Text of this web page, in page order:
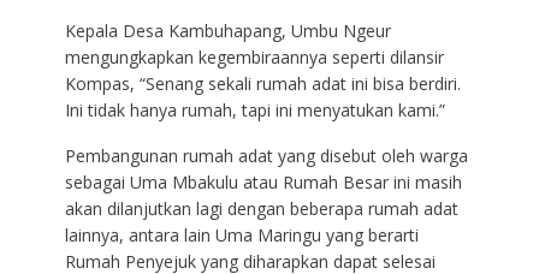
Kepala Desa Kambuhapang, Umbu Ngeur
mengungkapkan kegembiraannya seperti dilansir
Kompas, “Senang sekali rumah adat ini bisa berdiri.
Ini tidak hanya rumah, tapi ini menyatukan kami.”
Pembangunan rumah adat yang disebut oleh warga
sebagai Uma Mbakulu atau Rumah Besar ini masih
akan dilanjutkan lagi dengan beberapa rumah adat
lainnya, antara lain Uma Maringu yang berarti
Rumah Penyejuk yang diharapkan dapat selesai